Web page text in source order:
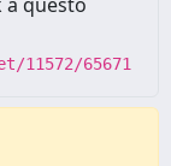
11572/65671